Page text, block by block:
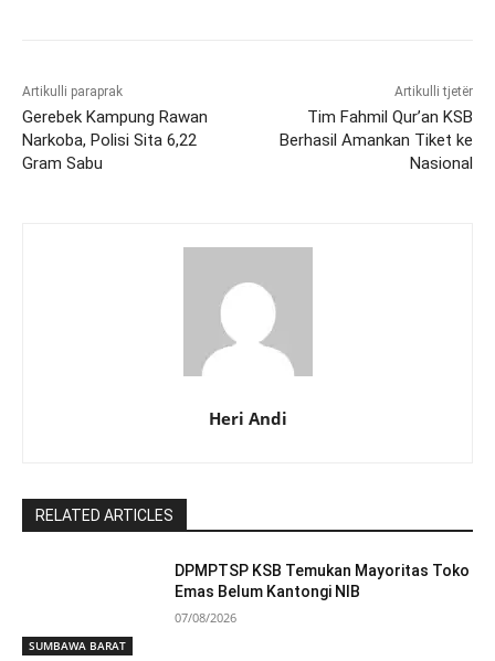
Artikulli paraprak
Gerebek Kampung Rawan
Narkoba, Polisi Sita 6,22
Gram Sabu
Artikulli tjetër
Tim Fahmil Qur’an KSB
Berhasil Amankan Tiket ke
Nasional
Heri Andi
RELATED ARTICLES
SUMBAWA BARAT
DPMPTSP KSB Temukan Mayoritas Toko
Emas Belum Kantongi NIB
07/08/2026